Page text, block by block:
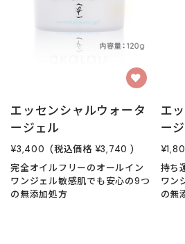
エッセンシャルウォータ
ージェル
¥3,400 (税込価格 ¥3,740 )
完全オイルフリーのオールイン
ワンジェル敏感肌でも安心の9つ
の無添加処方
エ
ー
持ち
ワン
の無